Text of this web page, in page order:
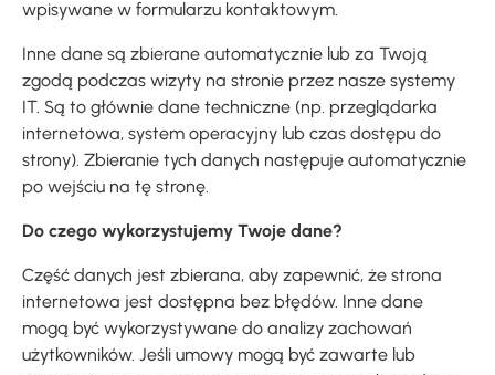
wpisywane w formularzu kontaktowym.
Inne dane są zbierane automatycznie lub za Twoją
zgodą podczas wizyty na stronie przez nasze systemy
IT. Są to głównie dane techniczne (np. przeglądarka
internetowa, system operacyjny lub czas dostępu do
strony). Zbieranie tych danych następuje automatycznie
po wejściu na tę stronę.
Do czego wykorzystujemy Twoje dane?
Część danych jest zbierana, aby zapewnić, że strona
internetowa jest dostępna bez błędów. Inne dane
mogą być wykorzystywane do analizy zachowań
użytkowników. Jeśli umowy mogą być zawarte lub